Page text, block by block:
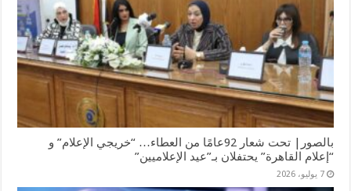
بالصور| تحت شعار 92عامًا من العطاء… “خريجي الإعلام” و
“إعلام القاهرة” يحتفلان بـ”عيد الإعلاميين”
7 يوليو، 2026